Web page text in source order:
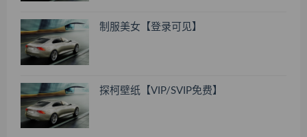
制服美女【登录可见】
探柯壁纸【VIP/SVIP免费】